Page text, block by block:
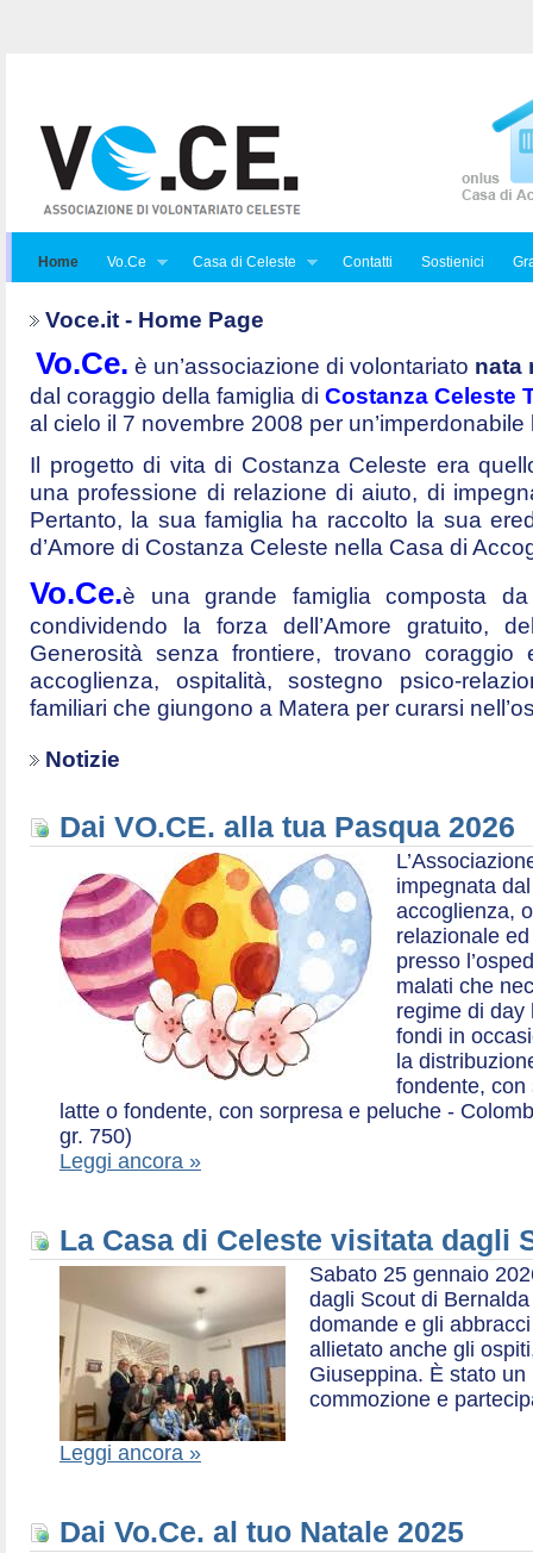
Home Vo.Ce Casa di Celeste Contatti Sostienici
Voce.it - Home Page
Vo.Ce. è un’associazione di volontariato nata
dal coraggio della famiglia di Costanza Celeste
al cielo il 7 novembre 2008 per
Il progetto di vita di Costanza Celeste era
una professione di relazione di aiuto, di
Pertanto, la sua famiglia ha raccolto la sua
d’Amore di Costanza Celeste nella Casa di
Vo.Ce.è una grande famiglia composta
condividendo la forza dell’Amore gratuito,
Generosità senza frontiere, trovano
accoglienza, ospitalità, sostegno psico-
familiari che giungono a Matera per curarsi
Notizie
Dai VO.CE. alla tua Pasqua 2026
impegnata
accoglienza,
relazionale
presso
malati che
regime di day
fondi in
la
fondente, con
latte o fondente, con sorpresa e peluche -
gr. 750)
Leggi ancora »
La Casa di Celeste visitata dagli
Sabato 25 gennaio
dagli Scout di
domande e gli
allietato anche gli
Giuseppina. È stato
commozione e
Leggi ancora »
Dai Vo.Ce. al tuo Natale 2025